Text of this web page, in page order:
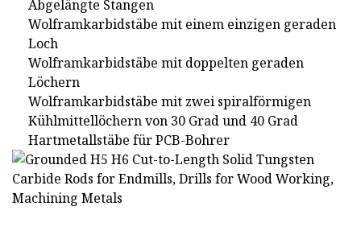
Abgelängte Stangen
Wolframkarbidstäbe mit einem einzigen geraden
Loch
Wolframkarbidstäbe mit doppelten geraden
Löchern
Wolframkarbidstäbe mit zwei spiralförmigen
Kühlmittellöchern von 30 Grad und 40 Grad
Hartmetallstäbe für PCB-Bohrer